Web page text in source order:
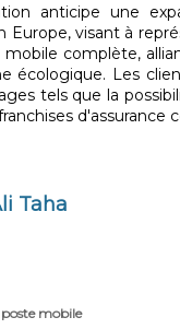
anticipe une
Europe, visant à
complète,
écologique. Les
tels que la
d'assurance
Taha
poste mobile